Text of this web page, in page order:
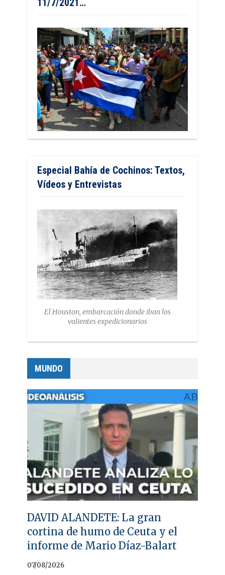
Especial Bahía de Cochinos: Textos,
Vídeos y Entrevistas
El Houston, embarcación donde iban los
valientes expedicionarios
MUNDO
DAVID ALANDETE: La gran
cortina de humo de Ceuta y el
informe de Mario Díaz-Balart
07/08/2026